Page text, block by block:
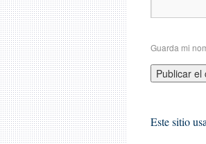
Guarda mi
Este sitio